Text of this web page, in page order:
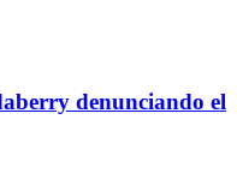
denunciando el